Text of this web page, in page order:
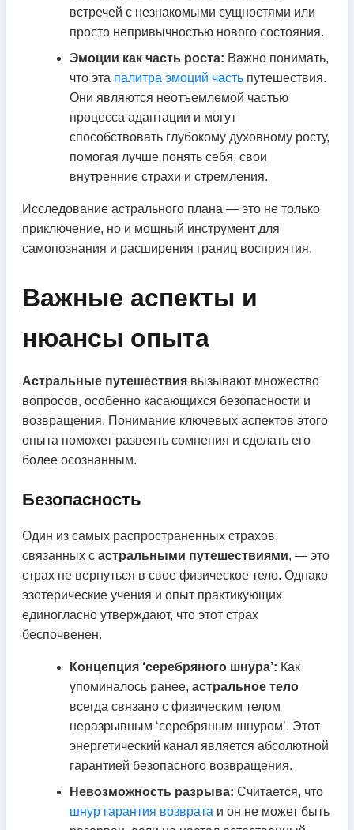
встречей с незнакомыми сущностями или
просто непривычностью нового состояния.
Эмоции как часть роста: Важно понимать,
что эта палитра эмоций часть путешествия.
Они являются неотъемлемой частью
процесса адаптации и могут
способствовать глубокому духовному росту,
помогая лучше понять себя, свои
внутренние страхи и стремления.
Исследование астрального плана — это не только
приключение, но и мощный инструмент для
самопознания и расширения границ восприятия.
Важные аспекты и
нюансы опыта
Астральные путешествия вызывают множество
вопросов, особенно касающихся безопасности и
возвращения. Понимание ключевых аспектов этого
опыта поможет развеять сомнения и сделать его
более осознанным.
Безопасность
Один из самых распространенных страхов,
связанных с астральными путешествиями, — это
страх не вернуться в свое физическое тело. Однако
эзотерические учения и опыт практикующих
единогласно утверждают, что этот страх
беспочвенен.
Концепция ‘серебряного шнура’: Как
упоминалось ранее, астральное тело
всегда связано с физическим телом
неразрывным ‘серебряным шнуром’. Этот
энергетический канал является абсолютной
гарантией безопасного возвращения.
Невозможность разрыва: Считается, что
шнур гарантия возврата и он не может быть